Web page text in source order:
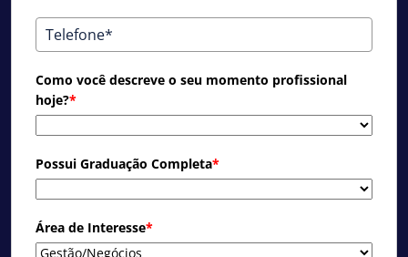
Como você descreve o seu momento profissional
hoje?*
Possui Graduação Completa*
Área de Interesse*